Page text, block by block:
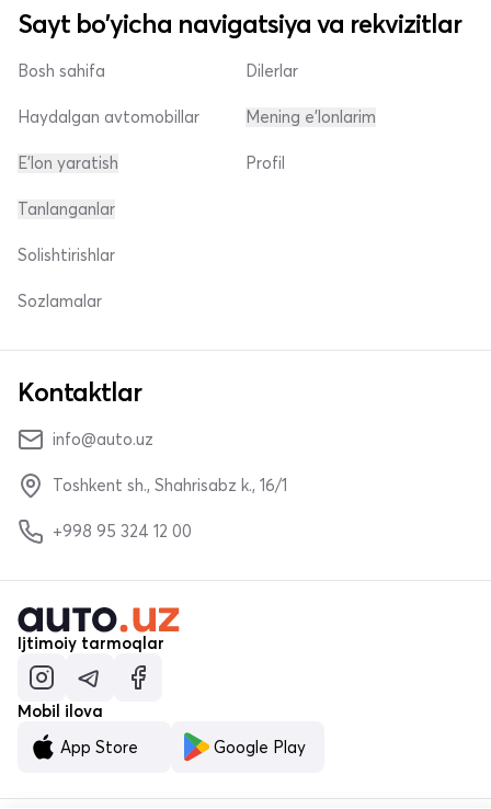
Sayt bo'yicha navigatsiya va rekvizitlar
Bosh sahifa
Haydalgan avtomobillar
E'lon yaratish
Dilerlar
Mening e'lonlarim
Profil
Tanlanganlar
Solishtirishlar
Sozlamalar
Kontaktlar
info@auto.uz
Toshkent sh., Shahrisabz k., 16/1
+998 95 324 12 00
Ijtimoiy tarmoqlar
Mobil ilova
App Store
Google Play